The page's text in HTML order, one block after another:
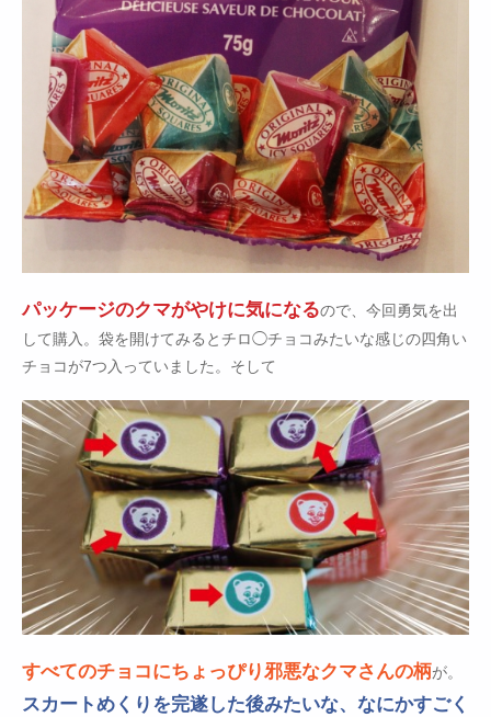
パッケージのクマがやけに気になるので、今回勇気を出
して購入。袋を開けてみるとチロ◯チョコみたいな感じの四角い
チョコが7つ入っていました。そして
すべてのチョコにちょっぴり邪悪なクマさんの柄が。
スカートめくりを完遂した後みたいな、なにかすごく